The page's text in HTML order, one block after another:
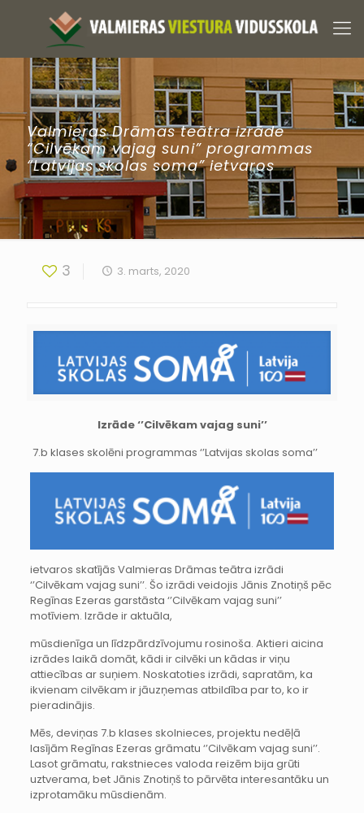
Valmieras Drāmas teātra izrāde
“Cilvēkam vajag suni” programmas
“Latvijas skolas soma” ietvaros
3 3. marts, 2020
Izrāde ‘’Cilvēkam vajag suni’’
7.b klases skolēni programmas ‘’Latvijas skolas soma’’
ietvaros skatījās Valmieras Drāmas teātra izrādi
‘’Cilvēkam vajag suni’’. Šo izrādi veidojis Jānis Znotiņš pēc
Regīnas Ezeras garstāsta ‘’Cilvēkam vajag suni’’
motīviem. Izrāde ir aktuāla,
mūsdienīga un līdzpārdzīvojumu rosinoša. Aktieri aicina
izrādes laikā domāt, kādi ir cilvēki un kādas ir viņu
attiecības ar suņiem. Noskatoties izrādi, sapratām, ka
ikvienam cilvēkam ir jāuzņemas atbildība par to, ko ir
pieradinājis.
Mēs, deviņas 7.b klases skolnieces, projektu nedēļā
lasījām Regīnas Ezeras grāmatu ‘’Cilvēkam vajag suni’’.
Lasot grāmatu, rakstnieces valoda reizēm bija grūti
uztverama, bet Jānis Znotiņš to pārvēta interesantāku un
izprotamāku mūsdienām.